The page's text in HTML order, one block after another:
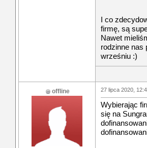
I co
firmę, są
Nawet
rodzinne nas
wrześniu :)
offline 27 lipca 2020,
Wybierając
się na